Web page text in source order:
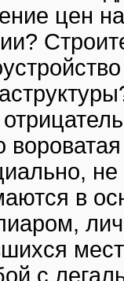
цен
не
в
с